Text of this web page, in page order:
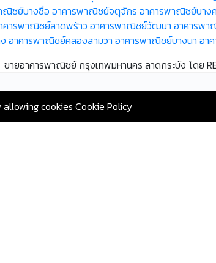
ณิชย์บางซื่อ อาคารพาณิชย์จตุจักร อาคารพาณิชย์บาง
คารพาณิชย์ลาดพร้าว อาคารพาณิชย์วัฒนา อาคารพา
อาคารพาณิชย์คลองสามวา อาคารพาณิชย์บางนา อา
ขายอาคารพาณิชย์ กรุงเทพมหานคร ลาดกระบัง โดย
cookies Cookie Policy